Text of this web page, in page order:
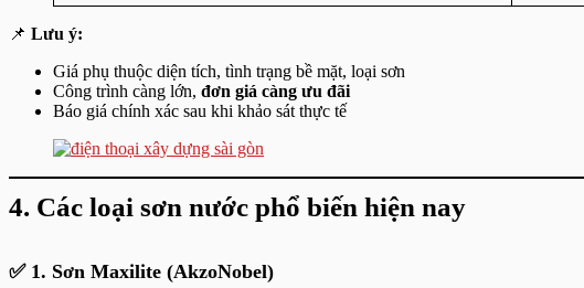
📌 Lưu ý:
Giá phụ thuộc diện tích, tình trạng bề mặt, loại sơn
Công trình càng lớn, đơn giá càng ưu đãi
Báo giá chính xác sau khi khảo sát thực tế
4. Các loại sơn nước phổ biến hiện nay
✅ 1. Sơn Maxilite (AkzoNobel)